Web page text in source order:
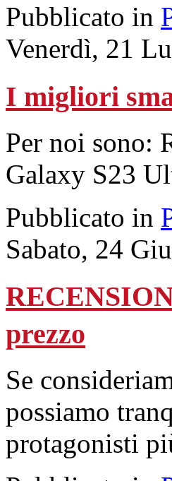
Pubblicato in
Venerdì, 21
I migliori
Per noi sono:
Galaxy S23
Pubblicato in
Sabato, 24
prezzo
Se
possiamo
protagonisti